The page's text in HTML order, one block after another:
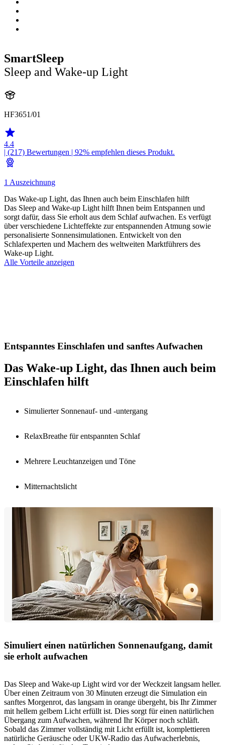
SmartSleep
Sleep and Wake-up Light
HF3651/01
4.4
| (217) Bewertungen | 92% empfehlen dieses Produkt.
1 Auszeichnung
Das Wake-up Light, das Ihnen auch beim Einschlafen hilft
Das Sleep and Wake-up Light hilft Ihnen beim Entspannen und
sorgt dafür, dass Sie erholt aus dem Schlaf aufwachen. Es verfügt
über verschiedene Lichteffekte zur entspannenden Atmung sowie
personalisierte Sonnensimulationen. Entwickelt von den
Schlafexperten und Machern des weltweiten Marktführers des
Wake-up Light.
Alle Vorteile anzeigen
Entspanntes Einschlafen und sanftes Aufwachen
Das Wake-up Light, das Ihnen auch beim
Einschlafen hilft
Simulierter Sonnenauf- und -untergang
RelaxBreathe für entspannten Schlaf
Mehrere Leuchtanzeigen und Töne
Mitternachtslicht
Simuliert einen natürlichen Sonnenaufgang, damit
sie erholt aufwachen
Das Sleep and Wake-up Light wird vor der Weckzeit langsam heller.
Über einen Zeitraum von 30 Minuten erzeugt die Simulation ein
sanftes Morgenrot, das langsam in orange übergeht, bis Ihr Zimmer
mit hellem gelbem Licht erfüllt ist. Dies sorgt für einen natürlichen
Übergang zum Aufwachen, während Ihr Körper noch schläft.
Sobald das Zimmer vollständig mit Licht erfüllt ist, komplettieren
natürliche Geräusche oder UKW-Radio das Aufwacherlebnis,